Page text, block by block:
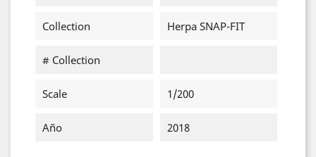
Collection Herpa SNAP-FIT
# Collection
Scale 1/200
Año 2018